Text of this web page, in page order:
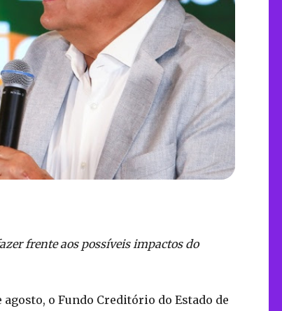
frente aos possíveis impactos do
o Fundo Creditório do Estado de